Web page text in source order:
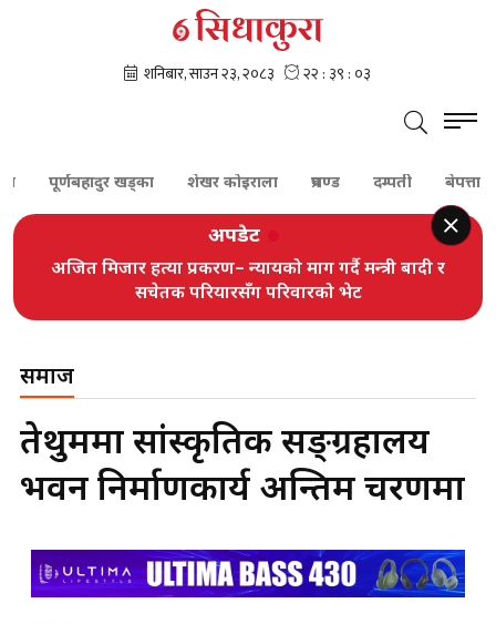
पूर्णबहादुर खड्का शेखर कोइराला प्रचण्ड दम्पती बेपत्ता
अपडेट
अजित मिजार हत्या प्रकरण– न्यायको माग गर्दै मन्त्री बादी र
सचेतक परियारसँग परिवारको भेट
समाज
तेह्रथुममा सांस्कृतिक सङ्ग्रहालय
भवन निर्माणकार्य अन्तिम चरणमा